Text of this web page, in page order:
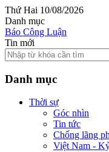
Thứ Hai 10/08/2026
Danh mục
Báo Công Luận
Tin mới
Danh mục
Thời sự
Góc nhìn
Tin tức
Chống lãng
Việt Nam -